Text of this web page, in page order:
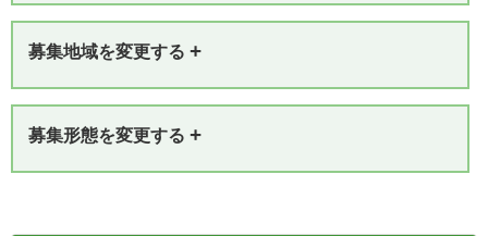
募集地域を変更する +
募集形態を変更する +